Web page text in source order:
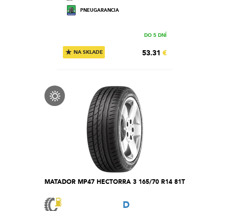
★ NA SKLADE
PNEUGARANCIA
DO 5 DNÍ
53.31 €
MATADOR MP47 HECTORRA 3 165/70 R14 81T
D